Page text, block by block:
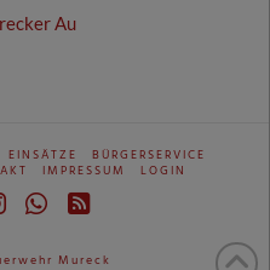
Au
EINSÄTZE
BÜRGERSERVICE
IMPRESSUM LOGIN
Whatsapp
RSS
Mureck